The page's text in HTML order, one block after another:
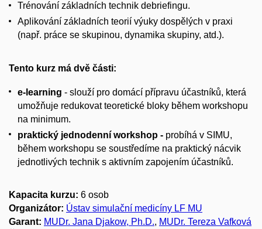
Trénování základních technik debriefingu.
Aplikování základních teorií výuky dospělých v praxi
(např. práce se skupinou, dynamika skupiny, atd.).
Tento kurz má dvě části:
e-learning - slouží pro domácí přípravu účastníků, která
umožňuje redukovat teoretické bloky během workshopu
na minimum.
praktický jednodenní workshop - probíhá v SIMU,
během workshopu se soustředíme na praktický nácvik
jednotlivých technik s aktivním zapojením účastníků.
Kapacita kurzu: 6 osob
Organizátor: Ústav simulační medicíny LF MU
Garant: MUDr. Jana Djakow, Ph.D., MUDr. Tereza Vafková